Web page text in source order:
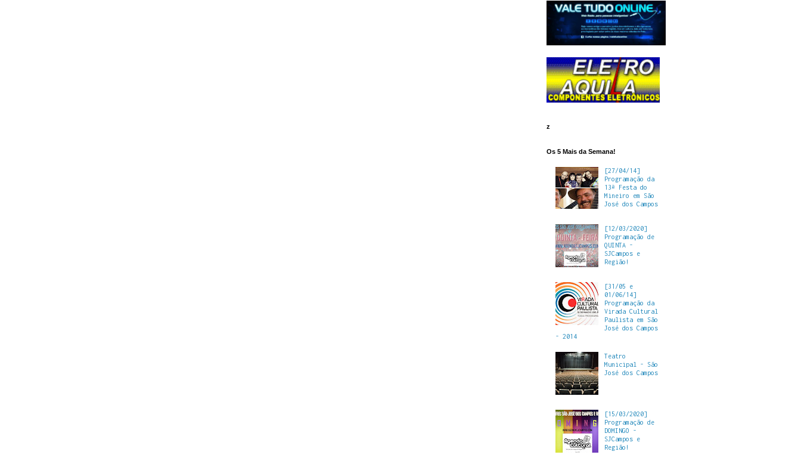
z
Os 5 Mais da Semana!
[27/04/14]
Programação da
13ª Festa do
Mineiro em São
José dos Campos
[12/03/2020]
Programação de
QUINTA -
SJCampos e
Região!
[31/05 e
01/06/14]
Programação da
Virada Cultural
Paulista em São
José dos Campos
- 2014
Teatro
Municipal - São
José dos Campos
[15/03/2020]
Programação de
DOMINGO -
SJCampos e
Região!